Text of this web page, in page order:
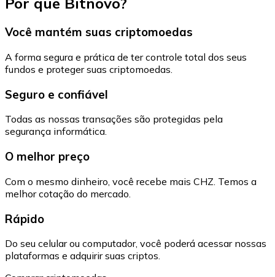
Você mantém suas criptomoedas
A forma segura e prática de ter controle total dos seus
fundos e proteger suas criptomoedas.
Seguro e confiável
Todas as nossas transações são protegidas pela
segurança informática.
O melhor preço
Com o mesmo dinheiro, você recebe mais CHZ. Temos a
melhor cotação do mercado.
Rápido
Do seu celular ou computador, você poderá acessar nossas
plataformas e adquirir suas criptos.